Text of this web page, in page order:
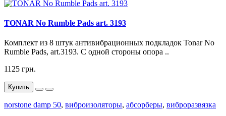
TONAR No Rumble Pads art. 3193
Комплект из 8 штук антивибрационных подкладок Tonar No
Rumble Pads, art.3193. С одной стороны опора ..
1125 грн.
Купить
norstone damp 50, виброизоляторы, абсорберы, виброразвязка